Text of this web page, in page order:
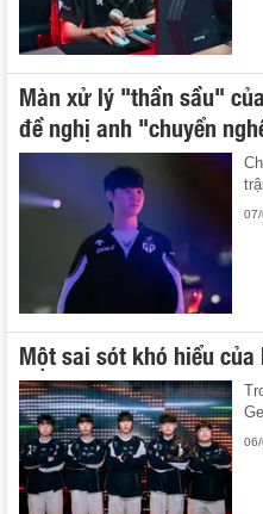
Màn xử lý "thần sầu"
đề nghị anh "chuyển
Một sai sót khó hiểu của